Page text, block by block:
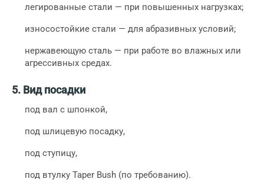
легированные стали — при повышенных нагрузках;
износостойкие стали — для абразивных условий;
нержавеющую сталь — при работе во влажных или
агрессивных средах.
5. Вид посадки
под вал с шпонкой,
под шлицевую посадку,
под ступицу,
под втулку Taper Bush (по требованию).